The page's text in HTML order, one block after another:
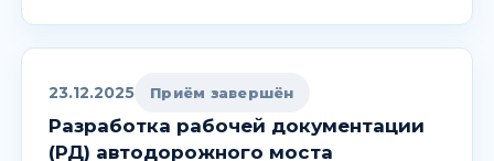
23.12.2025 Приём завершён
Разработка рабочей документации
(РД) автодорожного моста